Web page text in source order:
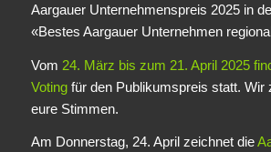
Aargauer Unternehmenspreis 2025 in
«Bestes Aargauer Unternehmen
Vom 24. März bis zum 21. April 2025
Votingfür den Publikumspreis statt. Wir
eure Stimmen.
Am Donnerstag, 24. April zeichnet die